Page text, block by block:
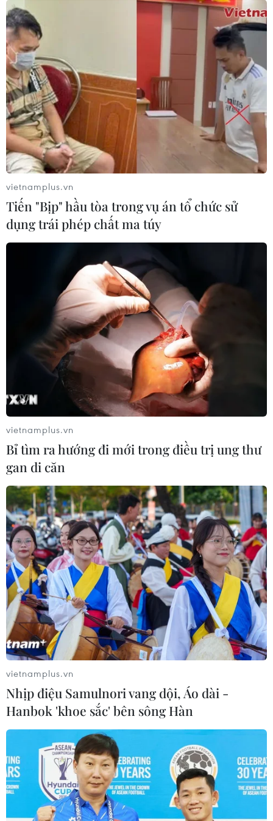
29/04/2023 05:01
Số người di cư được tìm thấy bao gồm 43 người
Ecuador, 9 người Colombia, 5 người Mexico, 4 người
Venezuela, 1 người Peru và 1 người Dominica; trong đó
có 13 trẻ vị thành niên.
Hơn 100 người di cư bị bắt cóc được cảnh
sát Mexico giải cứu
07/05/2023 08:31
Số người di cư vừa được giải cứu đến từ El Salvador,
Honduras, Dominica, Ecuador, Mỹ, Ấn Độ, Peru, Nepal,
Bangladesh, Cuba, Colombia, Brazil và Afghanistan.
Mexico: Mỹ đã trục xuất hơn 2,8 triệu
người di cư ở cửa khẩu biên giới
Thông cáo báo chí của Bộ Nội vụ Mexico cho hay trong
số 2.825.970 người bị trục xuất, đại đa số bị trục xuất ở
biên giới Mỹ-Mexico (2.710.494 người), trong đó phần
lớn là công dân Mexico (1.641.746).
vietnamplus.vn
Tiến "Bịp" hầu tòa trong vụ án tổ chức sử
dụng trái phép chất ma túy
vietnamplus.vn
Bỉ tìm ra hướng đi mới trong điều trị ung thư
gan di căn
vietnamplus.vn
Nhịp điệu Samulnori vang dội, Áo dài -
Hanbok 'khoe sắc' bên sông Hàn